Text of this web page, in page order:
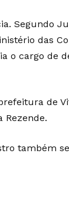
Segundo
das
o cargo de
de
também